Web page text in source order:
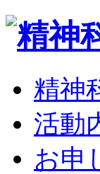
精神
活動
お申